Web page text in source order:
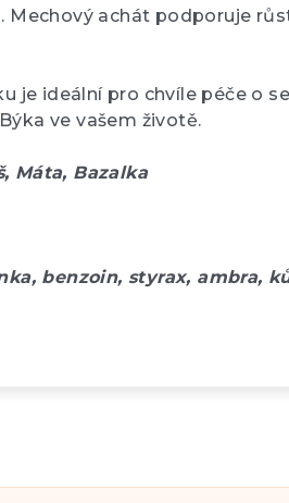
Mechový achát podporuje
je ideální pro chvíle péče o
ve vašem životě.
Máta, Bazalka
benzoin, styrax, ambra,